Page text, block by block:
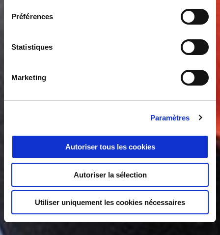
Préférences
Statistiques
Marketing
Paramètres
Autoriser tous les cookies
Autoriser la sélection
Utiliser uniquement les cookies nécessaires